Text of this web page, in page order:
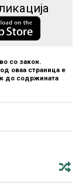
со закон.
оваа страница е
до содржината